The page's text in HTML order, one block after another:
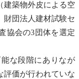
建築物外皮による空
財団法人建材試験セ
協会の3団体を選定
な段階にありなが
評価が行われていな